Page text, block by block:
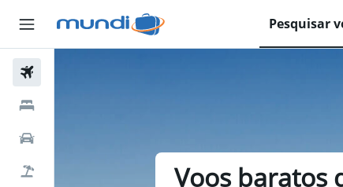
Pesquisar
Voos baratos